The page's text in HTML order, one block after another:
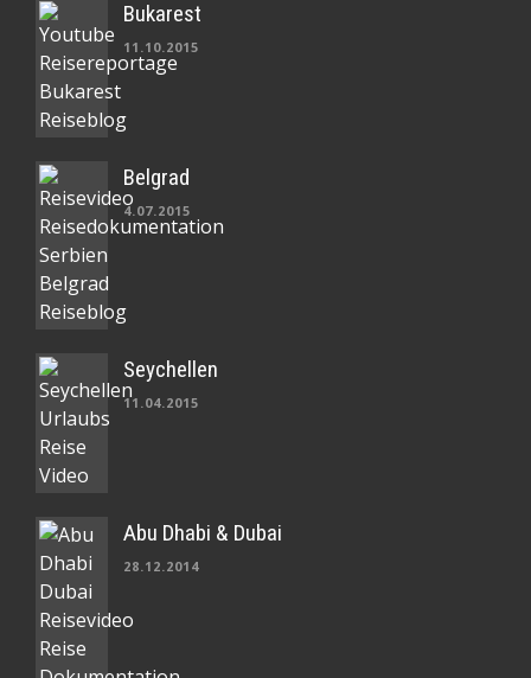
Bukarest
11.10.2015
Belgrad
4.07.2015
Seychellen
11.04.2015
Abu Dhabi & Dubai
28.12.2014